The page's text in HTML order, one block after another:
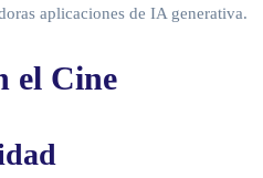
aplicaciones de IA generativa.
el Cine